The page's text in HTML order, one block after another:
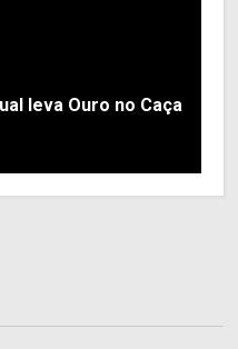
leva Ouro no Caça